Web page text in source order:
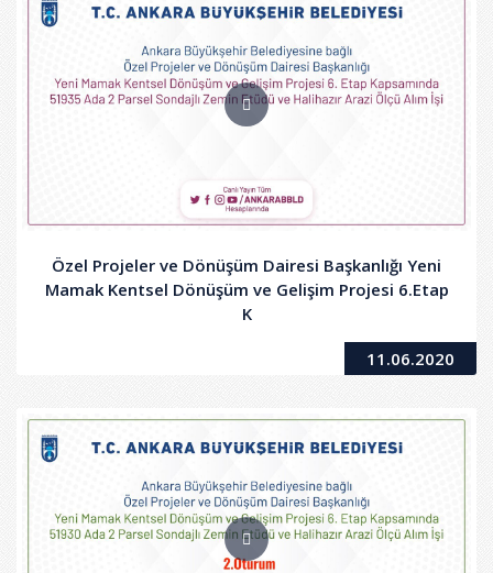
Özel Projeler ve Dönüşüm Dairesi Başkanlığı Yeni
Mamak Kentsel Dönüşüm ve Gelişim Projesi 6.Etap
K
11.06.2020